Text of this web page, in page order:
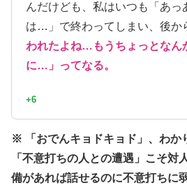
んだけども、私はいつも「あ
は…」で終わってしまい、後か
われたよね…もうちょっとなん
に…」ってなる。
+6
※ 「おでんキョドキョド」、わ
「不意打ちの人との遭遇」こそ対
備があれば話せるのに不意打ちに